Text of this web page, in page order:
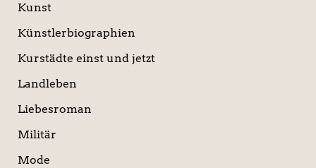
Kunst
Künstlerbiographien
Kurstädte einst und jetzt
Landleben
Liebesroman
Militär
Mode